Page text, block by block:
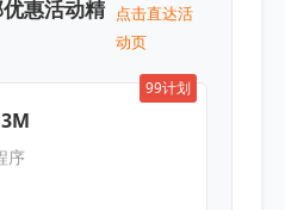
优惠活动精
点击直达活
动页
99计划
序